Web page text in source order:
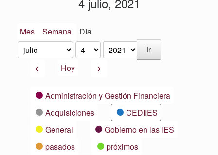
Mes Semana Día
Mes
Día
Año
AnteriorHoy Siguiente
CategoríasAdministración y Gestión Financiera
Adquisiciones
CEDIIES
General
Gobierno en las IES
pasados
próximos